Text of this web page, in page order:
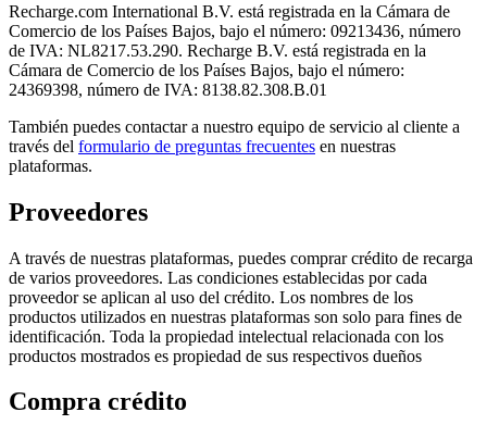
Recharge.com International B.V. está registrada en la Cámara de
Comercio de los Países Bajos, bajo el número: 09213436, número
de IVA: NL8217.53.290. Recharge B.V. está registrada en la
Cámara de Comercio de los Países Bajos, bajo el número:
24369398, número de IVA: 8138.82.308.B.01
También puedes contactar a nuestro equipo de servicio al cliente a
través del formulario de preguntas frecuentes en nuestras
plataformas.
Proveedores
A través de nuestras plataformas, puedes comprar crédito de recarga
de varios proveedores. Las condiciones establecidas por cada
proveedor se aplican al uso del crédito. Los nombres de los
productos utilizados en nuestras plataformas son solo para fines de
identificación. Toda la propiedad intelectual relacionada con los
productos mostrados es propiedad de sus respectivos dueños
Compra crédito